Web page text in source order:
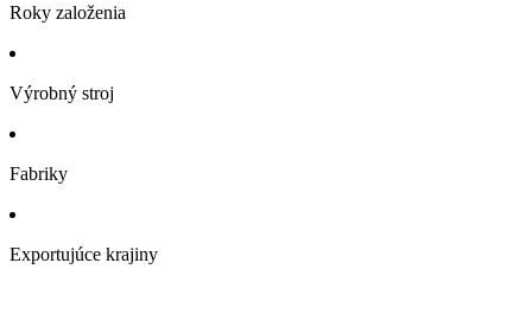
Roky založenia
Výrobný stroj
Fabriky
Exportujúce krajiny